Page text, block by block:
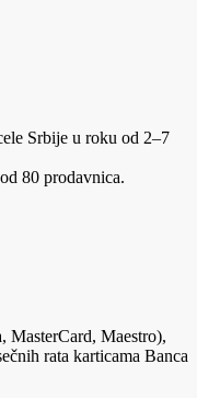
Srbije u roku od 2–7
80 prodavnica.
MasterCard, Maestro),
rata karticama Banca